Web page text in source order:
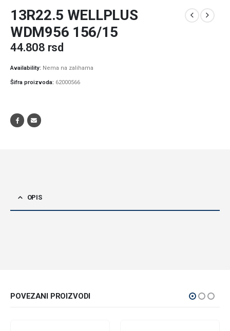
13R22.5 WELLPLUS
WDM956 156/15
44.808 rsd
Availability: Nema na zalihama
Šifra proizvoda: 62000566
OPIS
POVEZANI PROIZVODI